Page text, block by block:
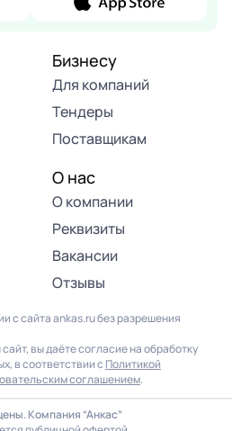
Бизнесу
Для компаний
Тендеры
Поставщикам
О нас
О компании
Реквизиты
Вакансии
Отзывы
с сайта ankas.ru без разрешения
вы даёте согласие на обработку
в соответствии с Политикой
соглашением.
Компания “Анкас”